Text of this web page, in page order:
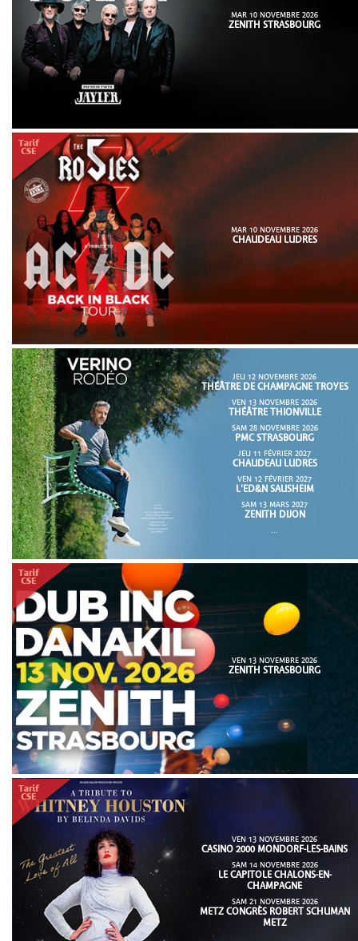
MAR 10 NOVEMBRE 2026
ZENITH STRASBOURG
MAR 10 NOVEMBRE 2026
CHAUDEAU LUDRES
JEU 12 NOVEMBRE 2026
THÉÂTRE DE CHAMPAGNE TROYES
VEN 13 NOVEMBRE 2026
THÉÂTRE THIONVILLE
SAM 28 NOVEMBRE 2026
PMC STRASBOURG
JEU 11 FÉVRIER 2027
CHAUDEAU LUDRES
VEN 12 FÉVRIER 2027
L'ED&N SAUSHEIM
SAM 13 MARS 2027
ZENITH DIJON
VEN 13 NOVEMBRE 2026
ZENITH STRASBOURG
VEN 13 NOVEMBRE 2026
CASINO 2000 MONDORF-LES-BAINS
SAM 14 NOVEMBRE 2026
LE CAPITOLE CHALONS-EN-
CHAMPAGNE
SAM 21 NOVEMBRE 2026
METZ CONGRÈS ROBERT SCHUMAN
METZ